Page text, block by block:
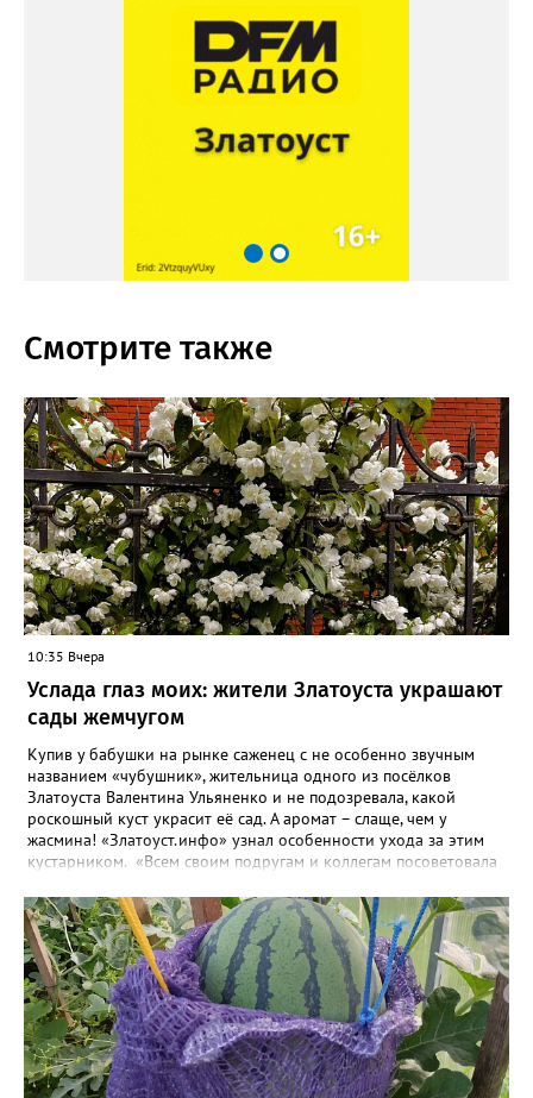
Смотрите также
10:35 Вчера
Услада глаз моих: жители Златоуста украшают
сады жемчугом
Купив у бабушки на рынке саженец с не особенно звучным
названием «чубушник», жительница одного из посёлков
Златоуста Валентина Ульяненко и не подозревала, какой
роскошный куст украсит её сад. А аромат – слаще, чем у
жасмина! «Златоуст.инфо» узнал особенности ухода за этим
кустарником. «Всем своим подругам и коллегам посоветовала
городе всё больше, - рассказала нашему порталу Валентина. – У
меня растёт, на мой взгляд, самый красивый сорт – «Жемчуг».
Моему кусту (на фото) четыре года, достаточно компактный.
Махровые цветки - диаметром шесть сантиметров. Цветёт в
июле не менее трёх недель. Oчень ароматный, что редко
встречается у сортовых особeй. Не бойтесь подстригать - он
это любит. Если не знаете, чем украсить свой сад, сажайте
чубушник, не пожалеете!». «Жемчужные» цветы Валентина
сушит и зимой добавляет в чай. Следующей весной планирует